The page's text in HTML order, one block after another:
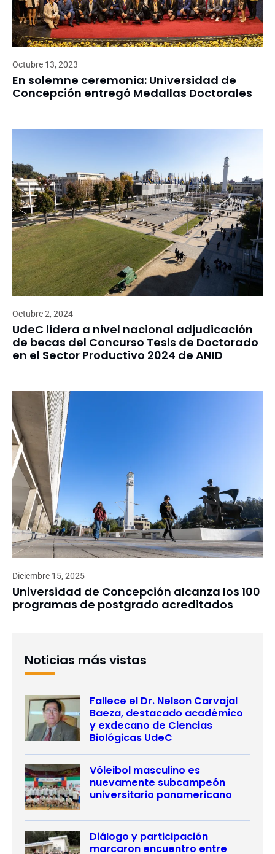
Octubre 13, 2023
En solemne ceremonia: Universidad de
Concepción entregó Medallas Doctorales
Octubre 2, 2024
UdeC lidera a nivel nacional adjudicación
de becas del Concurso Tesis de Doctorado
en el Sector Productivo 2024 de ANID
Diciembre 15, 2025
Universidad de Concepción alcanza los 100
programas de postgrado acreditados
Noticias más vistas
Fallece el Dr. Nelson Carvajal
Baeza, destacado académico
y exdecano de Ciencias
Biológicas UdeC
Vóleibol masculino es
nuevamente subcampeón
universitario panamericano
Diálogo y participación
marcaron encuentro entre